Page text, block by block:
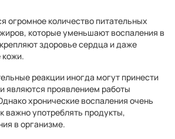
огромное количество питательных
которые уменьшают воспаления в
здоровье сердца и даже
реакции иногда могут принести
являются проявлением работы
хронические воспаления очень
важно употреблять продукты,
в организме.